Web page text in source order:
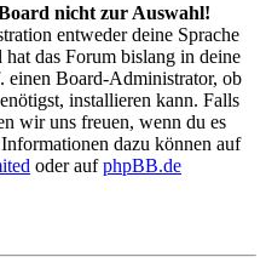
nicht zur Auswahl!
entweder deine Sprache
das Forum bislang in deine
einen Board-Administrator, ob
installieren kann. Falls
wir uns freuen, wenn du es
dazu können auf
oder aufphpBB.de